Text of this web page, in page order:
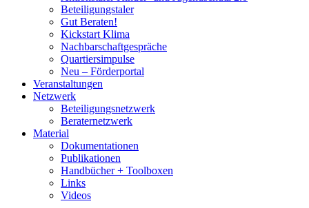
Beteiligungstaler
Gut Beraten!
Kickstart Klima
Nachbarschaftgespräche
Quartiersimpulse
Neu – Förderportal
Veranstaltungen
Netzwerk
Beteiligungsnetzwerk
Beraternetzwerk
Material
Dokumentationen
Publikationen
Handbücher + Toolboxen
Links
Videos